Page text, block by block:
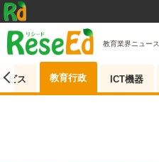
教育業界ニュース
ビス 教育行政 ICT機器